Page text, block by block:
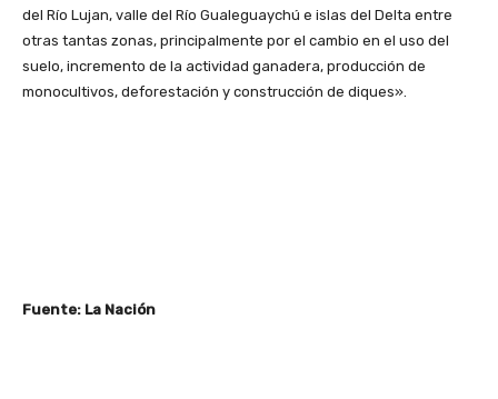
del Río Lujan, valle del Río Gualeguaychú e islas del Delta entre
otras tantas zonas, principalmente por el cambio en el uso del
suelo, incremento de la actividad ganadera, producción de
monocultivos, deforestación y construcción de diques».
Fuente: La Nación